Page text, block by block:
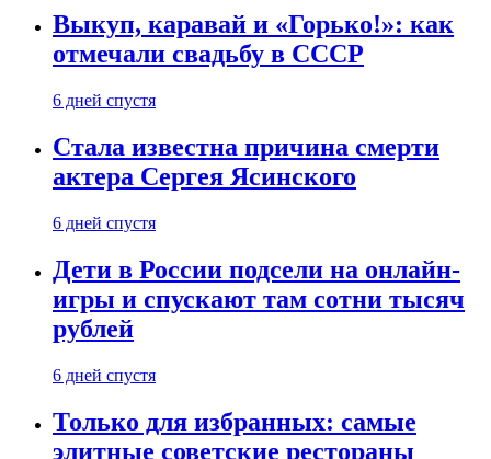
Выкуп, каравай и «Горько!»: как
отмечали свадьбу в СССР
6 дней спустя
Стала известна причина смерти
актера Сергея Ясинского
6 дней спустя
Дети в России подсели на онлайн-
игры и спускают там сотни тысяч
рублей
6 дней спустя
Только для избранных: самые
элитные советские рестораны